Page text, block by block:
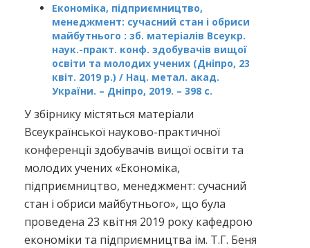
Економіка, підприємництво,
менеджмент: сучасний стан і обриси
майбутнього : зб. матеріалів Всеукр.
наук.-практ. конф. здобувачів вищої
освіти та молодих учених (Дніпро, 23
квіт. 2019 р.) / Нац. метал. акад.
України. – Дніпро, 2019. – 398 с.
У збірнику містяться матеріали
Всеукраїнської науково-практичної
конференції здобувачів вищої освіти та
молодих учених «Економіка,
підприємництво, менеджмент: сучасний
стан і обриси майбутнього», що була
проведена 23 квітня 2019 року кафедрою
економіки та підприємництва ім. Т.Г. Беня